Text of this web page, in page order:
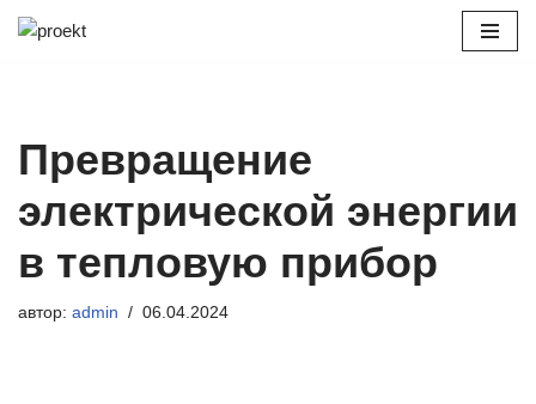
Превращение
электрической энергии
в тепловую прибор
автор: admin 06.04.2024